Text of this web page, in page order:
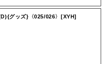
グッズ}〈025/026〉[XYH]